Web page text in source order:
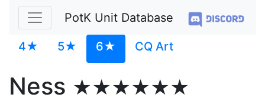
PotK Unit Database
4★ 5★ 6★ CQ Art
Ness ★★★★★★